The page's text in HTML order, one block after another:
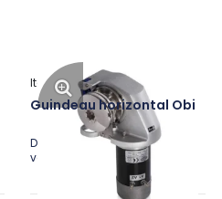
Guindeau horizontal Obi
Italwinch
Disponible en plusieurs
variantes